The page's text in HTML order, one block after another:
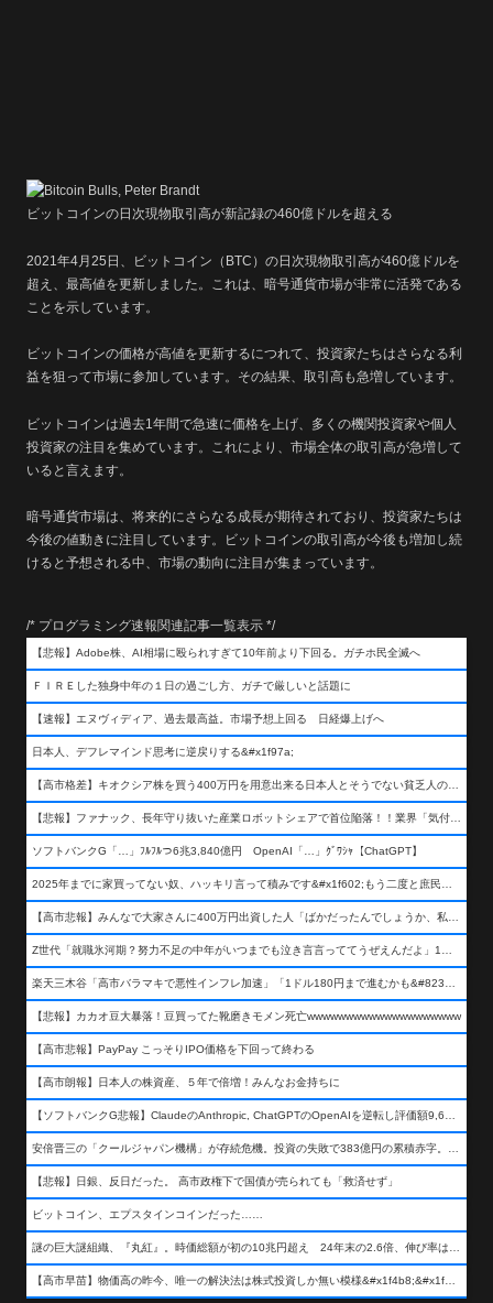
ビットコインの日次現物取引高が新記録の460億ドルを超える
2021年4月25日、ビットコイン（BTC）の日次現物取引高が460億ドルを
超え、最高値を更新しました。これは、暗号通貨市場が非常に活発である
ことを示しています。
ビットコインの価格が高値を更新するにつれて、投資家たちはさらなる利
益を狙って市場に参加しています。その結果、取引高も急増しています。
ビットコインは過去1年間で急速に価格を上げ、多くの機関投資家や個人
投資家の注目を集めています。これにより、市場全体の取引高が急増して
いると言えます。
暗号通貨市場は、将来的にさらなる成長が期待されており、投資家たちは
今後の値動きに注目しています。ビットコインの取引高が今後も増加し続
けると予想される中、市場の動向に注目が集まっています。
/* プログラミング速報関連記事一覧表示 */
【悲報】Adobe株、AI相場に殴られすぎて10年前より下回る。ガチホ民全滅へ
ＦＩＲＥした独身中年の１日の過ごし方、ガチで厳しいと話題に
【速報】エヌヴィディア、過去最高益。市場予想上回る 日経爆上げへ
日本人、デフレマインド思考に逆戻りする&#x1f97a;
【高市格差】キオクシア株を買う400万円を用意出来る日本人とそうでない貧乏人の差が超広まるって事よ
【悲報】ファナック、長年守り抜いた産業ロボットシェアで首位陥落！！業界「気付いたら一気に抜かれていた…」
ソフトバンクG「…」ﾌﾙﾌﾙつ6兆3,840億円 OpenAI「…」ｸﾞﾜｼｬ【ChatGPT】
2025年までに家買ってない奴、ハッキリ言って積みです&#x1f602;もう二度と庶民が買える値段になりません&#x1f602;&#x1f602;&#x1f602;
【高市悲報】みんなで大家さんに400万円出資した人「ばかだったんでしょうか、私は&#x1f622;」
Z世代「就職氷河期？努力不足の中年がいつまでも泣き言言っててうぜえんだよ」1万いいね
楽天三木谷「高市バラマキで悪性インフレ加速」「1ドル180円まで進むかも&#8230;もう看過できない」
【悲報】カカオ豆大暴落！豆買ってた靴磨きモメン死亡wwwwwwwwwwwwwwwwwwww
【高市悲報】PayPay こっそりIPO価格を下回って終わる
【高市朗報】日本人の株資産、５年で倍増！みんなお金持ちに
【ソフトバンクG悲報】ClaudeのAnthropic, ChatGPTのOpenAIを逆転し評価額9,650億ドル (約154兆円) の世界一価値あるAI企業に……
安倍晋三の「クールジャパン機構」が存続危機。投資の失敗で383億円の累積赤字。2025年度決算も大赤字の可能性。責任の所在はウヤムヤ
【悲報】日銀、反日だった。 高市政権下で国債が売られても「救済せず」
ビットコイン、エプスタインコインだった……
謎の巨大謎組織、『丸紅』。時価総額が初の10兆円超え 24年末の2.6倍、伸び率は謎組織首位
【高市早苗】物価高の昨今、唯一の解決法は株式投資しか無い模様&#x1f4b8;&#x1f4b8;&#x1f4b8;